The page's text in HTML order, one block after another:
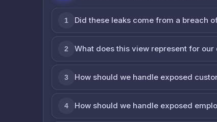
1 Did these leaks come from a breach
2 What does this view represent for our
3 How should we handle exposed
4 How should we handle exposed